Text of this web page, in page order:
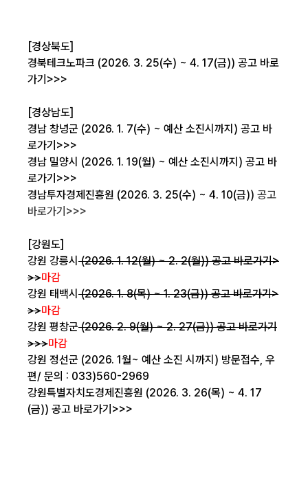
[경상북도]
경북테크노파크 (2026. 3. 25(수) ~ 4. 17(금)) 공고 바로
가기>>>
[경상남도]
경남 창녕군 (2026. 1. 7(수) ~ 예산 소진시까지) 공고 바
로가기>>>
경남 밀양시 (2026. 1. 19(월) ~ 예산 소진시까지) 공고 바
로가기>>>
경남투자경제진흥원 (2026. 3. 25(수) ~ 4. 10(금)) 공고
바로가기>>>
[강원도]
강원 강릉시 (2026. 1. 12(월) ~ 2. 2(월))공고 바로가기>
>>마감
강원 태백시 (2026. 1. 8(목) ~ 1. 23(금))공고 바로가기>
>>마감
강원 평창군(2026. 2. 9(월) ~ 2. 27(금))공고 바로가기
>>>마감
강원 정선군 (2026. 1월~ 예산 소진 시까지) 방문접수, 우
편/ 문의 : 033)560-2969
강원특별자치도경제진흥원 (2026. 3. 26(목) ~ 4. 17
(금)) 공고 바로가기>>>